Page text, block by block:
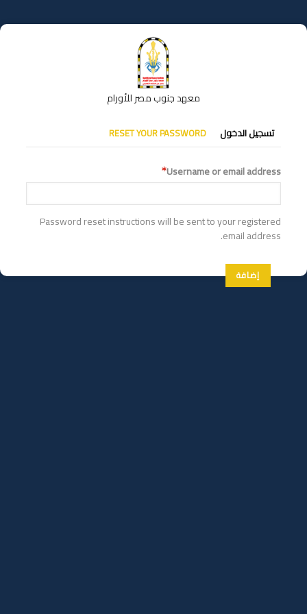
إلى
المحتوى
معهد جنوب مصر للأورام
التبويبات
الأساسية
تسجيل الدخول RESET YOUR PASSWORD
Username or email address
Password reset instructions will be sent to your registered
email address.